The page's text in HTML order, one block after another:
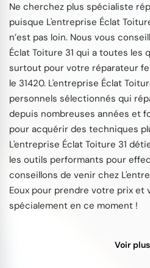
Ne cherchez plus spécialiste
puisque L'entreprise Éclat
n’est pas loin. Nous vous
Éclat Toiture 31 qui a toutes
surtout pour votre réparateur
le 31420. L'entreprise Éclat
personnels sélectionnés qui
depuis nombreuses années et
pour acquérir des techniques
L'entreprise Éclat Toiture 31
les outils performants pour
conseillons de venir chez
Eoux pour prendre votre prix et
spécialement en ce moment !
Voir plus